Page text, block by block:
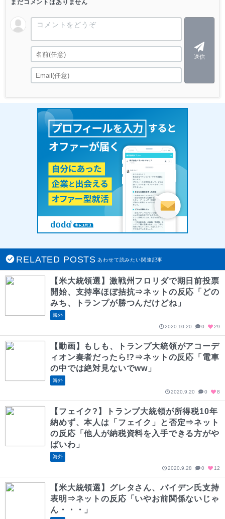
まだコメントはありません
送信
RELATED POSTS あわせて読みたい関連記事
【米大統領選】激戦州フロリダで期日前投票
開始、支持率ほぼ拮抗⇒ネットの反応「どの
みち、トランプが勝つんだけどね」
海外
2020.10.20 0 29
【動画】もしも、トランプ大統領がアコーデ
ィオン奏者だったら!?⇒ネットの反応「電車
の中では絶対見ないでww」
海外
2020.9.20 0 8
【フェイク?】トランプ大統領が所得税10年
納めず、本人は「フェイク」と否定⇒ネット
の反応「他人が納税資料を入手できる方がや
ばいわ」
海外
2020.9.28 0 12
【米大統領選】グレタさん、バイデン氏支持
表明⇒ネットの反応「いやお前関係ないじゃ
ん・・・」